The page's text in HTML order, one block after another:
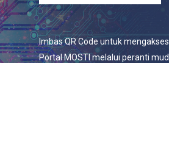
Imbas QR Code untuk mengakses
Portal MOSTI melalui peranti